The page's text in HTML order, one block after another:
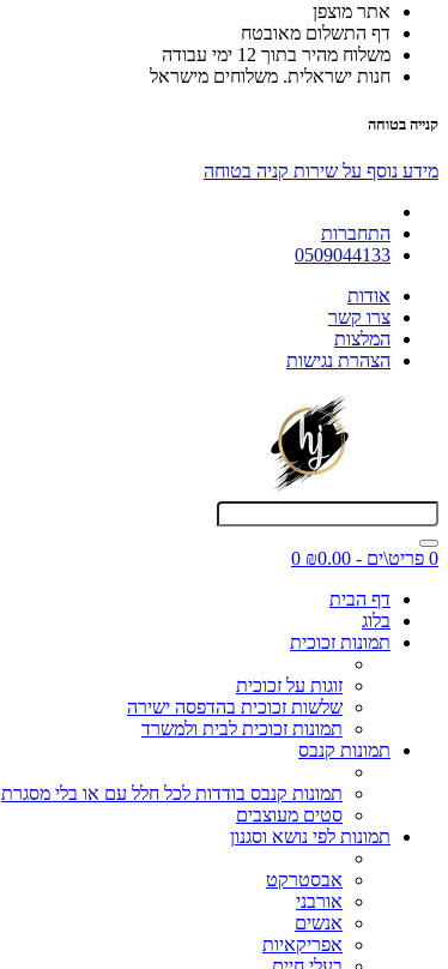
אתר מוצפן
דף התשלום מאובטח
משלוח מהיר בתוך 12 ימי עבודה
חנות ישראלית. משלוחים מישראל
קנייה בטוחה
מידע נוסף על שירות קניה בטוחה
התחברות
0509044133
אודות
צרו קשר
המלצות
הצהרת נגישות
0 פריט\ים - ₪0.00
0
דף הבית
בלוג
תמונות זכוכית
זוגות על זכוכית
שלשות זכוכית בהדפסה ישירה
תמונות זכוכית לבית ולמשרד
תמונות קנבס
תמונות קנבס בודדות לכל חלל עם או בלי מסגרת
סטים מעוצבים
תמונות לפי נושא וסגנון
אבסטרקט
אורבני
אנשים
אפריקאיות